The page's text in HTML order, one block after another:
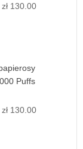
zł 130.00
Puffs
zł 130.00